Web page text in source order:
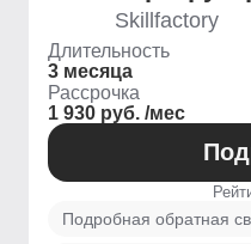
Skillfactory
Длительность
3 месяца
Рассрочка
1 930 руб. /мес
Подробная обратная